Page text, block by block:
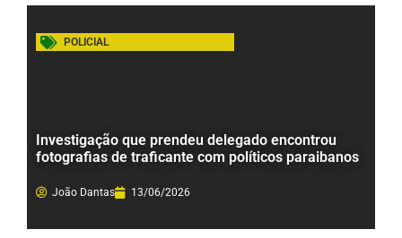
POLICIAL
Investigação que prendeu delegado encontrou
fotografias de traficante com políticos paraibanos
João Dantas 13/06/2026